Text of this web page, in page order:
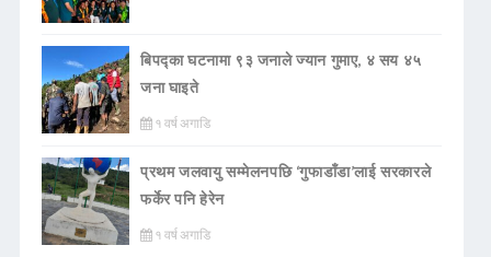
बिपद्का घटनामा ९३ जनाले ज्यान गुमाए, ४ सय ४५
जना घाइते
१ वर्ष अगाडि
प्रथम जलवायु सम्मेलनपछि ‘गुफाडाँडा’लाई सरकारले
फर्केर पनि हेरेन
१ वर्ष अगाडि